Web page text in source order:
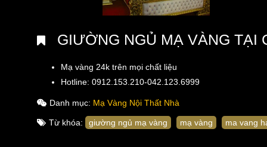
GIƯỜNG NGỦ MẠ VÀNG TẠI
Mạ vàng 24k trên mọi chất liệu
Hotline: 0912.153.210-042.123.6999
Danh mục: Mạ Vàng Nội Thất Nhà
Từ khóa: giường ngủ mạ vàng mạ vàng ma vang